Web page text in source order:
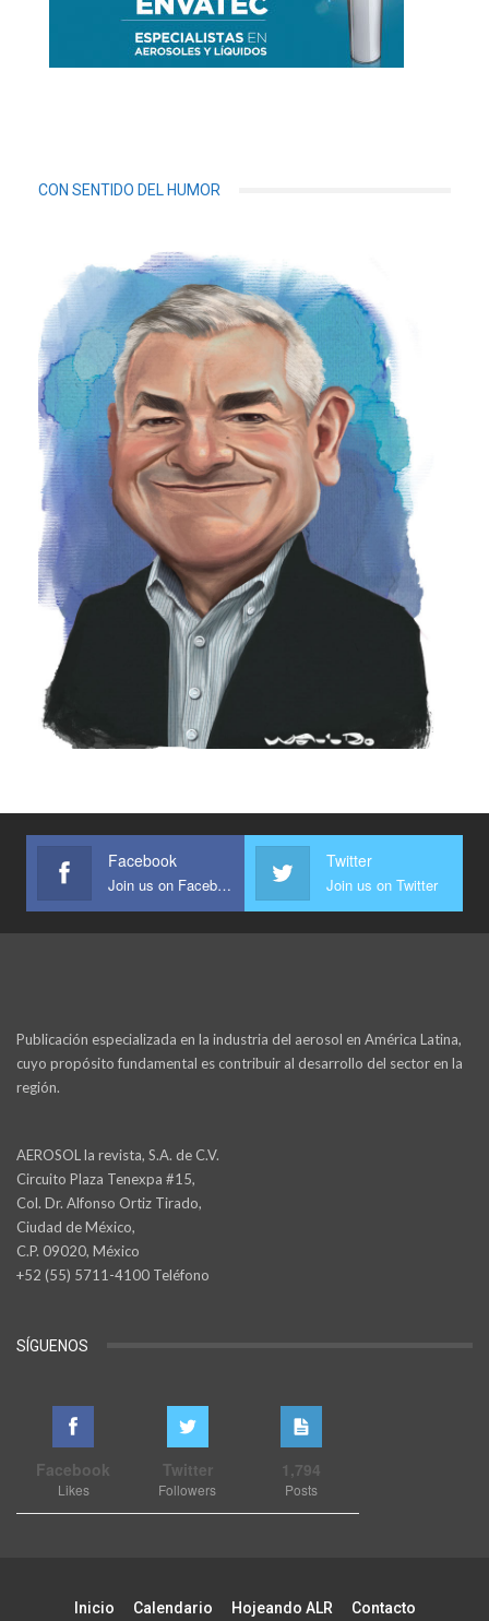
CON SENTIDO DEL HUMOR
Facebook
Join us on Facebook
Twitter
Join us on Twitter
Publicación especializada en la industria del aerosol en América Latina,
cuyo propósito fundamental es contribuir al desarrollo del sector en la
región.
AEROSOL la revista, S.A. de C.V.
Circuito Plaza Tenexpa #15,
Col. Dr. Alfonso Ortiz Tirado,
Ciudad de México,
C.P. 09020, México
+52 (55) 5711-4100 Teléfono
SÍGUENOS
Facebook
Likes
Twitter
Followers
1,794
Posts
Inicio Calendario Hojeando ALR Contacto